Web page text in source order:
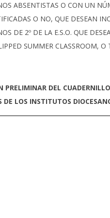
ABSENTISTAS O CON UN
O NO, QUE DESEAN
DE 2º DE LA E.S.O. QUE
SUMMER CLASSROOM,
PRELIMINAR DEL
LOS INSTITUTOS